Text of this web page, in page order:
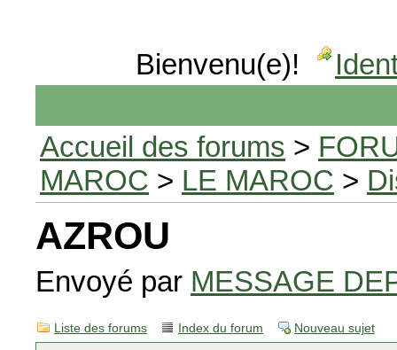
Bienvenu(e)!
Accueil des forums >
MAROC > LE MAROC >
AZROU
Envoyé par MESSAGE
Liste des forums Index du forum Nouveau sujet